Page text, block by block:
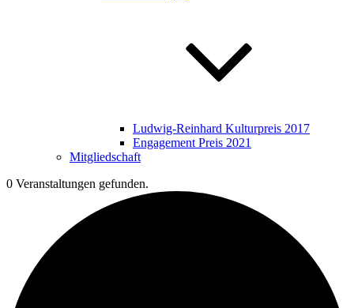
Ludwig-Reinhard Kulturpreis 2017
Engagement Preis 2021
Mitgliedschaft
0 Veranstaltungen gefunden.